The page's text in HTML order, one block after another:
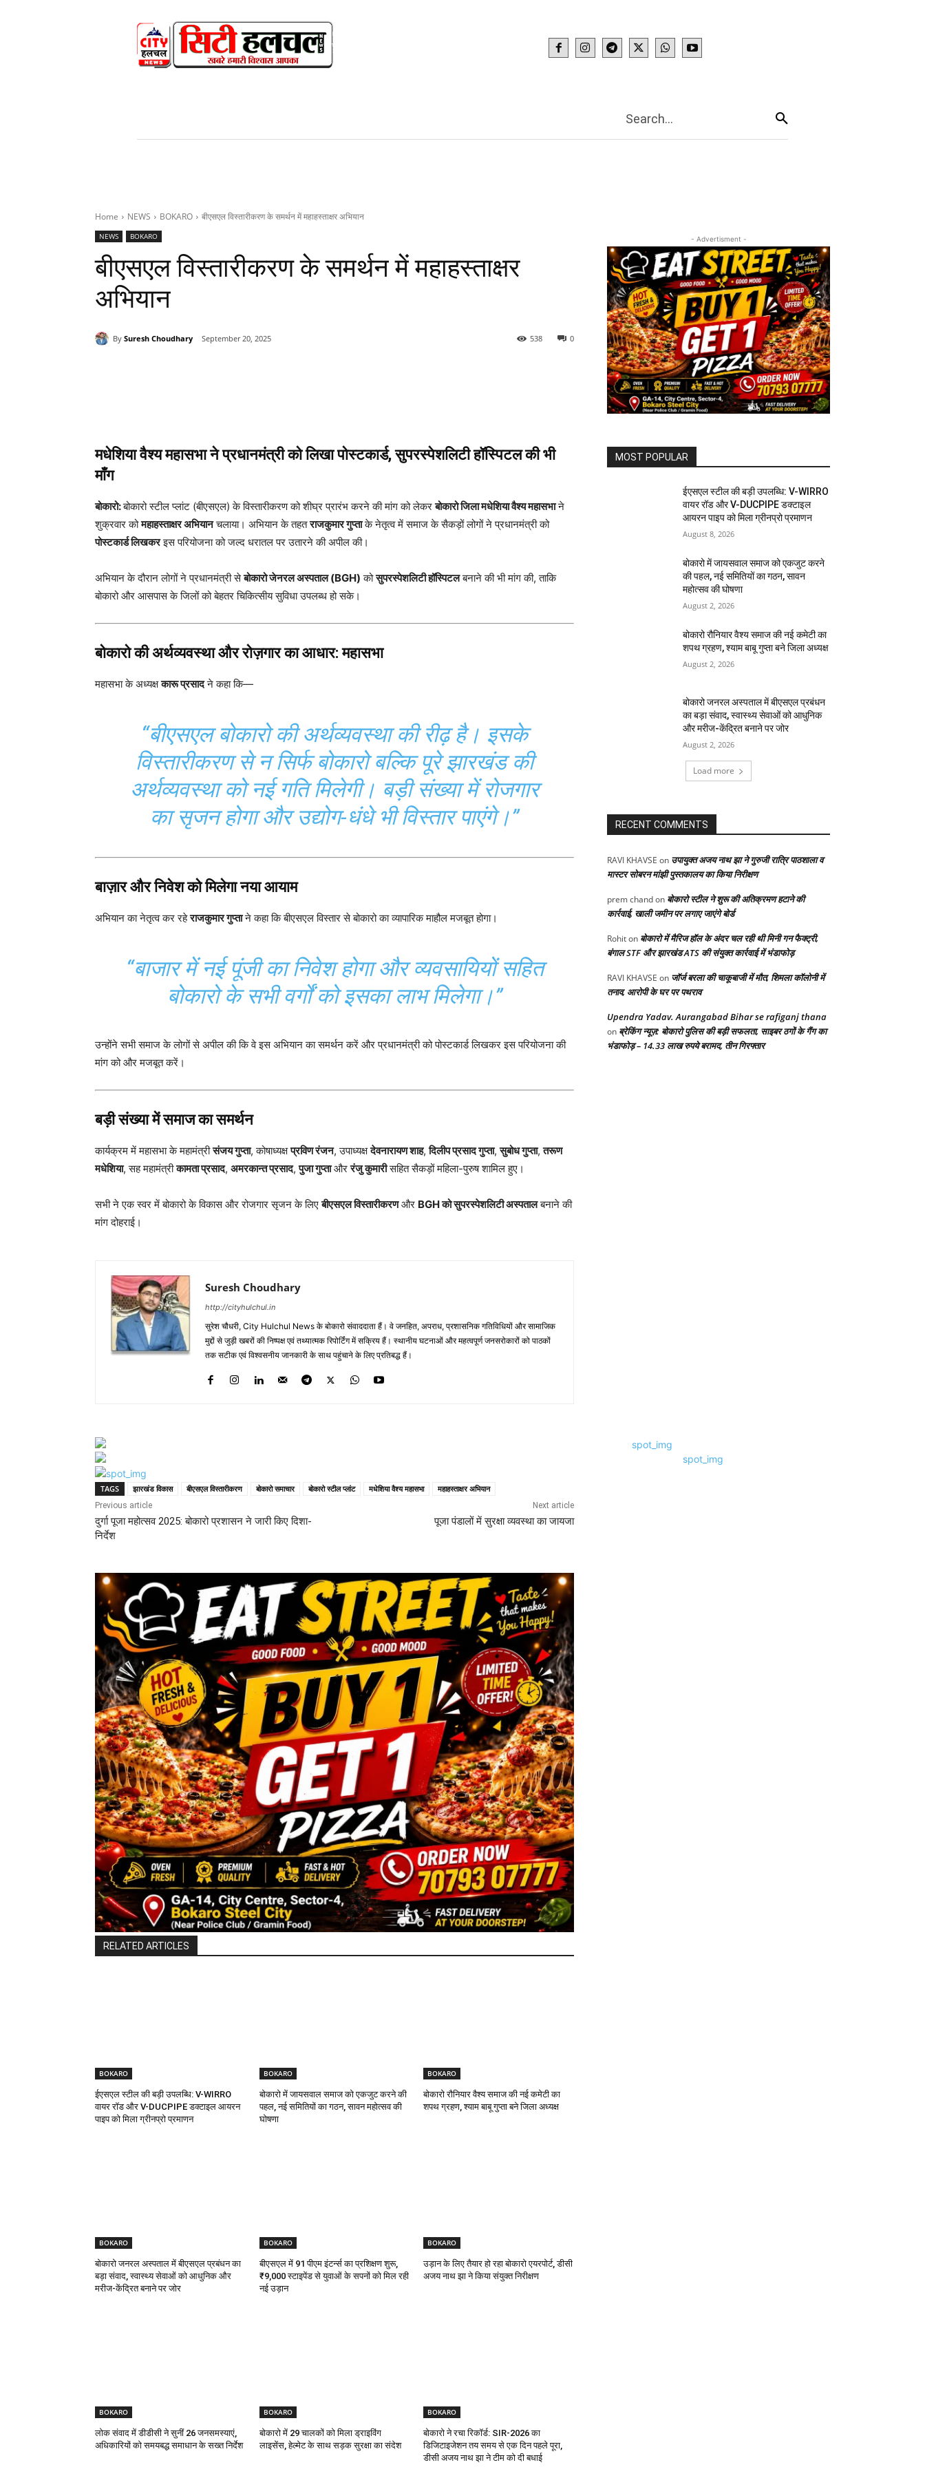
WEB STORIES More
Search...
Home NEWS BOKARO बीएसएल विस्तारीकरण के समर्थन में महाहस्ताक्षर अभियान
NEWS BOKARO
बीएसएल विस्तारीकरण के समर्थन में महाहस्ताक्षर
अभियान
By Suresh Choudhary September 20, 2025 0
538
मधेशिया वैश्य महासभा ने प्रधानमंत्री को लिखा पोस्टकार्ड, सुपरस्पेशलिटी हॉस्पिटल की भी
माँग
बोकारो:बोकारो स्टील प्लांट (बीएसएल) के विस्तारीकरण को शीघ्र प्रारंभ करने की मांग को लेकरबोकारो जिला मधेशिया वैश्य महासभाने
शुक्रवार कोमहाहस्ताक्षर अभियानचलाया। अभियान के तहतराजकुमार गुप्ताके नेतृत्व में समाज के सैकड़ों लोगों ने प्रधानमंत्री को
पोस्टकार्ड लिखकरइस परियोजना को जल्द धरातल पर उतारने की अपील की।
अभियान के दौरान लोगों ने प्रधानमंत्री सेबोकारो जेनरल अस्पताल (BGH) कोसुपरस्पेशलिटी हॉस्पिटलबनाने की भी मांग की, ताकि
बोकारो और आसपास के जिलों को बेहतर चिकित्सीय सुविधा उपलब्ध हो सके।
बोकारो की अर्थव्यवस्था और रोज़गार का आधार: महासभा
महासभा के अध्यक्षकारू प्रसादने कहा कि—
“बीएसएल बोकारो की अर्थव्यवस्था की रीढ़ है। इसके
विस्तारीकरण से न सिर्फ बोकारो बल्कि पूरे झारखंड की
अर्थव्यवस्था को नई गति मिलेगी। बड़ी संख्या में रोजगार
का सृजन होगा और उद्योग-धंधे भी विस्तार पाएंगे।”
बाज़ार और निवेश को मिलेगा नया आयाम
अभियान का नेतृत्व कर रहेराजकुमार गुप्ताने कहा कि बीएसएल विस्तार से बोकारो का व्यापारिक माहौल मजबूत होगा।
“बाजार में नई पूंजी का निवेश होगा और व्यवसायियों सहित
बोकारो के सभी वर्गों को इसका लाभ मिलेगा।”
उन्होंने सभी समाज के लोगों से अपील की कि वे इस अभियान का समर्थन करें और प्रधानमंत्री को पोस्टकार्ड लिखकर इस परियोजना की
मांग को और मजबूत करें।
बड़ी संख्या में समाज का समर्थन
कार्यक्रम में महासभा के महामंत्रीसंजय गुप्ता, कोषाध्यक्षप्रविण रंजन, उपाध्यक्षदेवनारायण शाह,दिलीप प्रसाद गुप्ता,सुबोध गुप्ता,तरूण
मधेशिया, सह महामंत्रीकामता प्रसाद, अमरकान्त प्रसाद,पुजा गुप्ताऔररंजु कुमारीसहित सैकड़ों महिला-पुरुष शामिल हुए।
सभी ने एक स्वर में बोकारो के विकास और रोजगार सृजन के लिएबीएसएल विस्तारीकरणऔर BGH को सुपरस्पेशलिटी अस्पतालबनाने की
मांग दोहराई।
Suresh Choudhary
http://cityhulchul.in
सुरेश चौधरी, City Hulchul News के बोकारो संवाददाता हैं। वे जनहित, अपराध, प्रशासनिक गतिविधियों और सामाजिक
मुद्दों से जुड़ी खबरों की निष्पक्ष एवं तथ्यात्मक रिपोर्टिंग में सक्रिय हैं। स्थानीय घटनाओं और महत्वपूर्ण जनसरोकारों को पाठकों
तक सटीक एवं विश्वसनीय जानकारी के साथ पहुंचाने के लिए प्रतिबद्ध हैं।
TAGS झारखंड विकास बीएसएल विस्तारीकरण बोकारो समाचार बोकारो स्टील प्लांट मधेशिया वैश्य महासभा महाहस्ताक्षर अभियान
Previous article
दुर्गा पूजा महोत्सव 2025: बोकारो प्रशासन ने जारी किए दिशा-
निर्देश
Next article
पूजा पंडालों में सुरक्षा व्यवस्था का जायजा
RELATED ARTICLES
BOKARO
ईएसएल स्टील की बड़ी उपलब्धि: V-WIRRO
वायर रॉड और V-DUCPIPE डक्टाइल आयरन
पाइप को मिला ग्रीनप्रो प्रमाणन
BOKARO
बोकारो में जायसवाल समाज को एकजुट करने की
पहल, नई समितियों का गठन, सावन महोत्सव की
घोषणा
BOKARO
बोकारो रौनियार वैश्य समाज की नई कमेटी का
शपथ ग्रहण, श्याम बाबू गुप्ता बने जिला अध्यक्ष
BOKARO
बोकारो जनरल अस्पताल में बीएसएल प्रबंधन का
बड़ा संवाद, स्वास्थ्य सेवाओं को आधुनिक और
मरीज-केंद्रित बनाने पर जोर
BOKARO
बीएसएल में 91 पीएम इंटर्न्स का प्रशिक्षण शुरू,
₹9,000 स्टाइपेंड से युवाओं के सपनों को मिल रही
नई उड़ान
BOKARO
उड़ान के लिए तैयार हो रहा बोकारो एयरपोर्ट, डीसी
अजय नाथ झा ने किया संयुक्त निरीक्षण
BOKARO
लोक संवाद में डीडीसी ने सुनीं 26 जनसमस्याएं,
अधिकारियों को समयबद्ध समाधान के सख्त निर्देश
BOKARO
बोकारो में 29 चालकों को मिला ड्राइविंग
लाइसेंस, हेल्मेट के साथ सड़क सुरक्षा का संदेश
BOKARO
बोकारो ने रचा रिकॉर्ड: SIR-2026 का
डिजिटाइजेशन तय समय से एक दिन पहले पूरा,
डीसी अजय नाथ झा ने टीम को दी बधाई
- Advertisment -
MOST POPULAR
ईएसएल स्टील की बड़ी उपलब्धि: V-WIRRO
वायर रॉड और V-DUCPIPE डक्टाइल
आयरन पाइप को मिला ग्रीनप्रो प्रमाणन
August 8, 2026
बोकारो में जायसवाल समाज को एकजुट करने
की पहल, नई समितियों का गठन, सावन
महोत्सव की घोषणा
August 2, 2026
बोकारो रौनियार वैश्य समाज की नई कमेटी का
शपथ ग्रहण, श्याम बाबू गुप्ता बने जिला अध्यक्ष
August 2, 2026
बोकारो जनरल अस्पताल में बीएसएल प्रबंधन
का बड़ा संवाद, स्वास्थ्य सेवाओं को आधुनिक
और मरीज-केंद्रित बनाने पर जोर
August 2, 2026
Load more
RECENT COMMENTS
RAVI KHAVSE on उपायुक्त अजय नाथ झा ने गुरुजी रात्रि पाठशाला व
मास्टर सोबरन मांझी पुस्तकालय का किया निरीक्षण
prem chandon बोकारो स्टील ने शुरू की अतिक्रमण हटाने की
कार्रवाई, खाली जमीन पर लगाए जाएंगे बोर्ड
Rohiton बोकारो में मैरिज हॉल के अंदर चल रही थी मिनी गन फैक्ट्री,
बंगाल STF और झारखंड ATS की संयुक्त कार्रवाई में भंडाफोड़
RAVI KHAVSE on जॉर्ज बरला की चाकूबाजी में मौत, शिमला कॉलोनी में
तनाव, आरोपी के घर पर पथराव
Upendra Yadav. Aurangabad Bihar se rafiganj thana
on ब्रेकिंग न्यूज़: बोकारो पुलिस की बड़ी सफलता, साइबर ठगों के गैंग का
भंडाफोड़ – 14.33 लाख रुपये बरामद, तीन गिरफ्तार